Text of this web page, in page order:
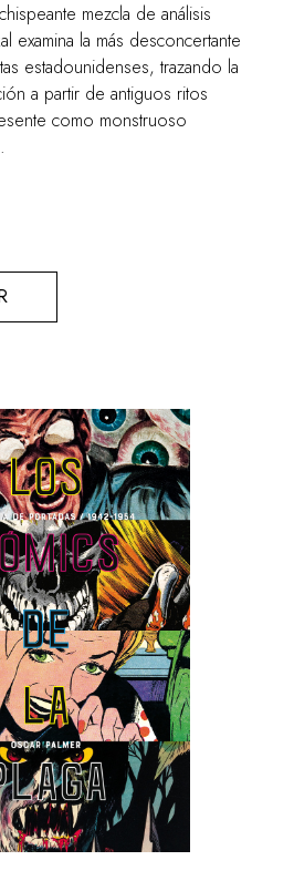
mezcla de análisis
examina la más desconcertante
estadounidenses, trazando la
a partir de antiguos ritos
como monstruoso